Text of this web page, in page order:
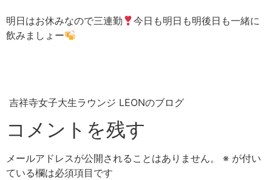
明日はお休みなので三連勤
今日も明日も明後日も一緒に
飲みましょー
吉祥寺女子大生ラウンジ LEONのブログ
コメントを残す
メールアドレスが公開されることはありません。 ※ が付い
ている欄は必須項目です